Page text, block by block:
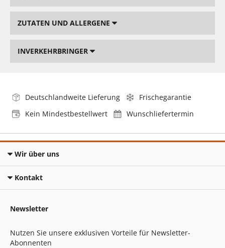
ZUTATEN UND ALLERGENE
INVERKEHRBRINGER
Deutschlandweite Lieferung
Frischegarantie
Kein Mindestbestellwert
Wunschliefertermin
Wir über uns
Kontakt
Newsletter
Nutzen Sie unsere exklusiven Vorteile für Newsletter-
Abonnenten